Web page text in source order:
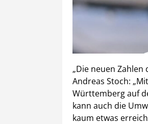
„Die neuen Zahlen
Andreas Stoch:
Württemberg auf
kann auch die
kaum etwas